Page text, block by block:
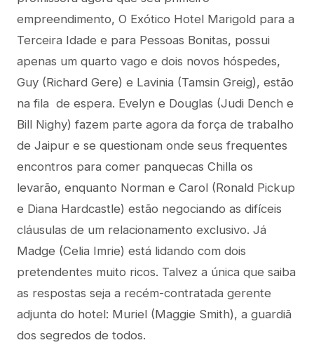
empreendimento, O Exótico Hotel Marigold para a
Terceira Idade e para Pessoas Bonitas, possui
apenas um quarto vago e dois novos hóspedes,
Guy (Richard Gere) e Lavinia (Tamsin Greig), estão
na fila de espera. Evelyn e Douglas (Judi Dench e
Bill Nighy) fazem parte agora da força de trabalho
de Jaipur e se questionam onde seus frequentes
encontros para comer panquecas Chilla os
levarão, enquanto Norman e Carol (Ronald Pickup
e Diana Hardcastle) estão negociando as difíceis
cláusulas de um relacionamento exclusivo. Já
Madge (Celia Imrie) está lidando com dois
pretendentes muito ricos. Talvez a única que saiba
as respostas seja a recém-contratada gerente
adjunta do hotel: Muriel (Maggie Smith), a guardiã
dos segredos de todos.